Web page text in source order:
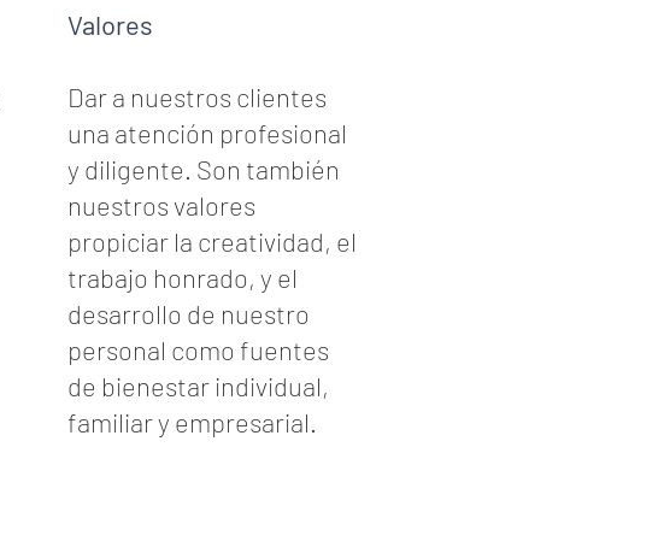
Valores
Dar a nuestros clientes
una atención profesional
y diligente. Son también
nuestros valores
propiciar la creatividad, el
trabajo honrado, y el
desarrollo de nuestro
personal como fuentes
de bienestar individual,
familiar y empresarial.